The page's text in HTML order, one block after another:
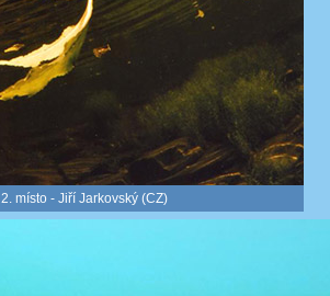
2. místo - Jiří Jarkovský (CZ)